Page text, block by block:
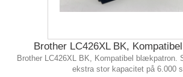
Brother LC426XL BK,
Brother LC426XL BK, Kompatibel blækpatron.
ekstra stor kapacitet på 6.000